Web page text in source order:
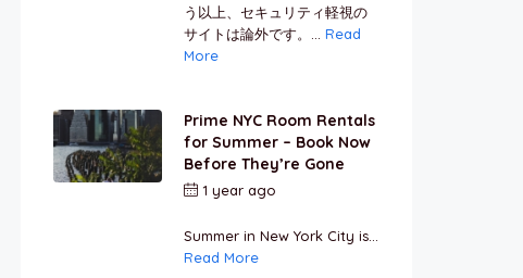
う以上、セキュリティ軽視の
サイトは論外です。... Read
More
Prime NYC Room Rentals
for Summer – Book Now
Before They’re Gone
1 year ago
Summer in New York City is...
Read More